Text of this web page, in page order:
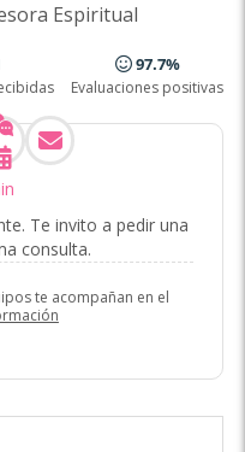
Espiritual
97.7%
Evaluaciones positivas
Te invito a pedir una
consulta.
te acompañan en el